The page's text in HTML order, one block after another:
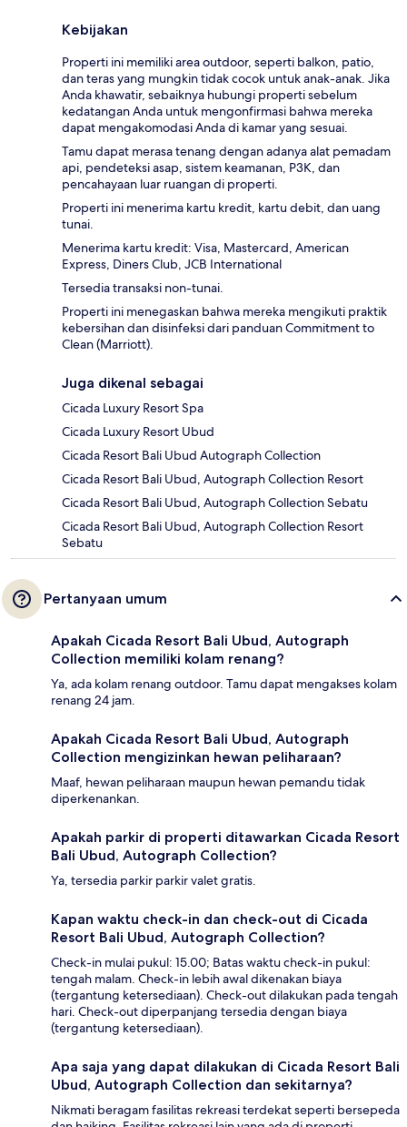
Kebijakan
Properti ini memiliki area outdoor, seperti balkon, patio,
dan teras yang mungkin tidak cocok untuk anak-anak. Jika
Anda khawatir, sebaiknya hubungi properti sebelum
kedatangan Anda untuk mengonfirmasi bahwa mereka
dapat mengakomodasi Anda di kamar yang sesuai.
Tamu dapat merasa tenang dengan adanya alat pemadam
api, pendeteksi asap, sistem keamanan, P3K, dan
pencahayaan luar ruangan di properti.
Properti ini menerima kartu kredit, kartu debit, dan uang
tunai.
Menerima kartu kredit: Visa, Mastercard, American
Express, Diners Club, JCB International
Tersedia transaksi non-tunai.
Properti ini menegaskan bahwa mereka mengikuti praktik
kebersihan dan disinfeksi dari panduan Commitment to
Clean (Marriott).
Juga dikenal sebagai
Cicada Luxury Resort Spa
Cicada Luxury Resort Ubud
Cicada Resort Bali Ubud Autograph Collection
Cicada Resort Bali Ubud, Autograph Collection Resort
Cicada Resort Bali Ubud, Autograph Collection Sebatu
Cicada Resort Bali Ubud, Autograph Collection Resort
Sebatu
Pertanyaan umum
Apakah Cicada Resort Bali Ubud, Autograph
Collection memiliki kolam renang?
Ya, ada kolam renang outdoor. Tamu dapat mengakses kolam
renang 24 jam.
Apakah Cicada Resort Bali Ubud, Autograph
Collection mengizinkan hewan peliharaan?
Maaf, hewan peliharaan maupun hewan pemandu tidak
diperkenankan.
Apakah parkir di properti ditawarkan Cicada Resort
Bali Ubud, Autograph Collection?
Ya, tersedia parkir parkir valet gratis.
Kapan waktu check-in dan check-out di Cicada
Resort Bali Ubud, Autograph Collection?
Check-in mulai pukul: 15.00; Batas waktu check-in pukul:
tengah malam. Check-in lebih awal dikenakan biaya
(tergantung ketersediaan). Check-out dilakukan pada tengah
hari. Check-out diperpanjang tersedia dengan biaya
(tergantung ketersediaan).
Apa saja yang dapat dilakukan di Cicada Resort Bali
Ubud, Autograph Collection dan sekitarnya?
Nikmati beragam fasilitas rekreasi terdekat seperti bersepeda